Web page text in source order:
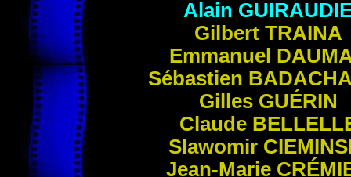
Alain
Gilbert TRAINA
Emmanuel
Sébastien
Gilles GUÉRIN
Claude
Slawomir
Jean-Marie